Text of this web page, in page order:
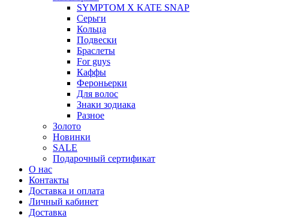
SYMPTOM X KATE SNAP
Серьги
Кольца
Подвески
Браслеты
For guys
Каффы
Фероньерки
Для волос
Знаки зодиака
Разное
Золото
Новинки
SALE
Подарочный сертификат
О нас
Контакты
Доставка и оплата
Личный кабинет
Доставка